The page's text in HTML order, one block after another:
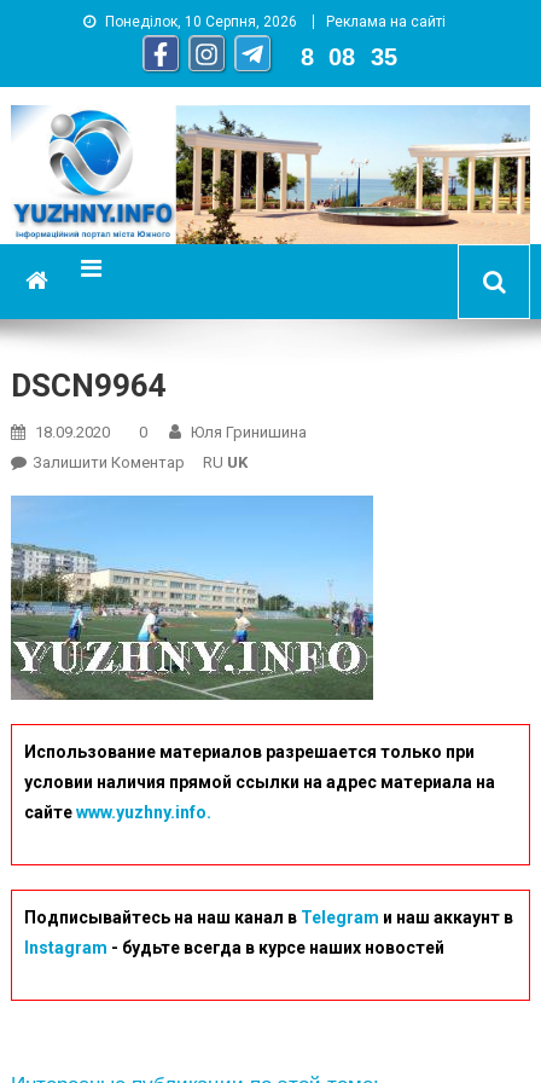
Понеділок, 10 Серпня, 2026 Реклама на сайті
8 08 36
YUZHNY.INFO
информационный портал города Южный
DSCN9964
18.09.2020 0
Юля Гринишина
Залишити КоментарOn RU UK
Использование материалов разрешается только при
условии наличия прямой ссылки на адрес материала на
сайтеwww.yuzhny.info.
Подписывайтесь на наш канал в Telegram и наш аккаунт в
Instagram - будьте всегда в курсе наших новостей